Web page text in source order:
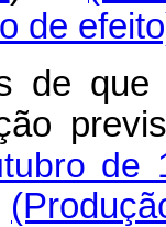
de
de
de